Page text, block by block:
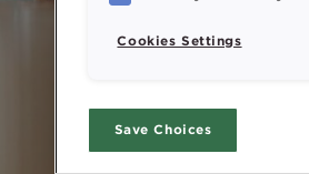
Cookies Settings
Save Choices